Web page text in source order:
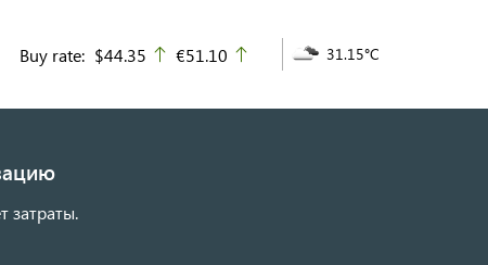
Buy rate: $44.35 up
€51.10 31.15°C
затраты.